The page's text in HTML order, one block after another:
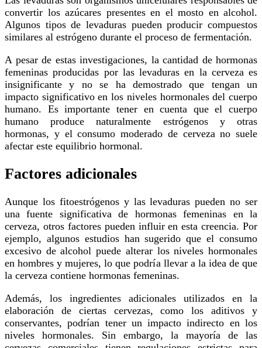
convertir los azúcares presentes en el mosto en alcohol.
Algunos tipos de levaduras pueden producir compuestos
similares al estrógeno durante el proceso de fermentación.
A pesar de estas investigaciones, la cantidad de hormonas
femeninas producidas por las levaduras en la cerveza es
insignificante y no se ha demostrado que tengan un
impacto significativo en los niveles hormonales del cuerpo
humano. Es importante tener en cuenta que el cuerpo
humano produce naturalmente estrógenos y otras
hormonas, y el consumo moderado de cerveza no suele
afectar este equilibrio hormonal.
Factores adicionales
Aunque los fitoestrógenos y las levaduras pueden no ser
una fuente significativa de hormonas femeninas en la
cerveza, otros factores pueden influir en esta creencia. Por
ejemplo, algunos estudios han sugerido que el consumo
excesivo de alcohol puede alterar los niveles hormonales
en hombres y mujeres, lo que podría llevar a la idea de que
la cerveza contiene hormonas femeninas.
Además, los ingredientes adicionales utilizados en la
elaboración de ciertas cervezas, como los aditivos y
conservantes, podrían tener un impacto indirecto en los
niveles hormonales. Sin embargo, la mayoría de las